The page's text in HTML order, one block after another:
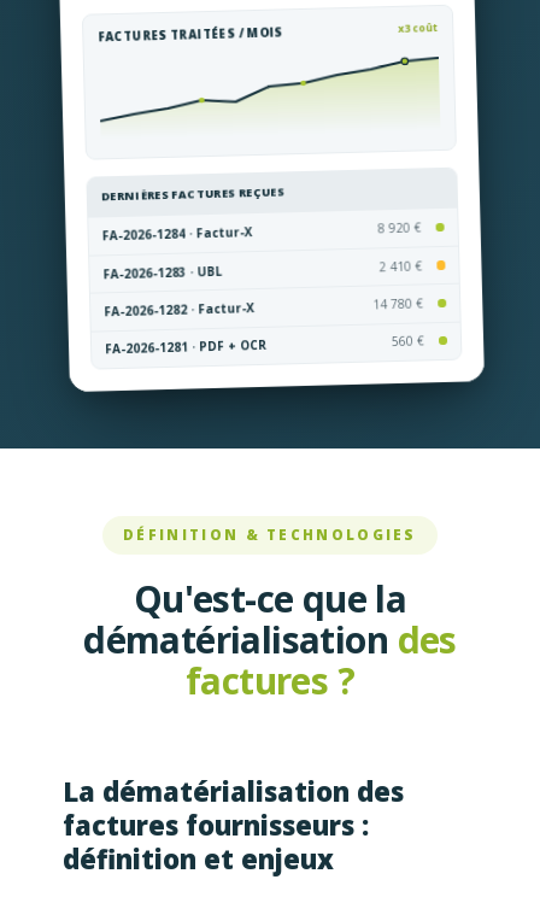
FACTURES TRAITÉES / MOIS x3 coût
DERNIÈRES FACTURES REÇUES
FA-2026-1284 · Factur-X 8 920 €
FA-2026-1283 · UBL 2 410 €
FA-2026-1282 · Factur-X 14 780 €
FA-2026-1281 · PDF + OCR 560 €
DÉFINITION & TECHNOLOGIES
Qu'est-ce que la
dématérialisation des
factures ?
La dématérialisation des
factures fournisseurs :
définition et enjeux